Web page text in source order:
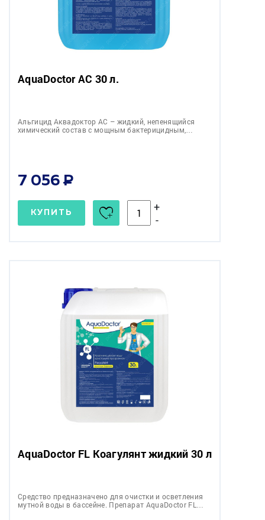
AquaDoctor AC 30 л.
Альгицид Аквадоктор АС – жидкий, непенящийся
химический состав с мощным бактерицидным,…
7 056
КУПИТЬ
+
-
AquaDoctor FL Коагулянт жидкий 30 л
Средство предназначено для очистки и осветления
мутной воды в бассейне. Препарат AquaDoctor FL…